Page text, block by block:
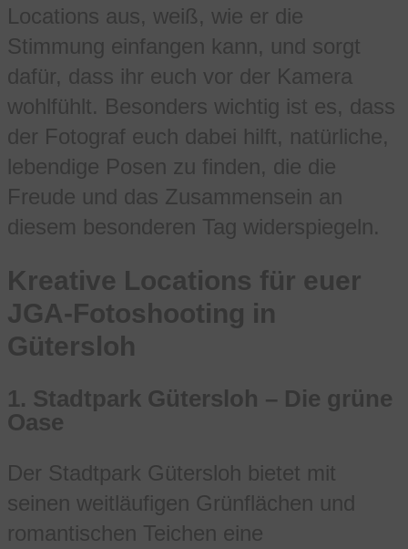
Locations aus, weiß, wie er die
Stimmung einfangen kann, und sorgt
dafür, dass ihr euch vor der Kamera
wohlfühlt. Besonders wichtig ist es, dass
der Fotograf euch dabei hilft, natürliche,
lebendige Posen zu finden, die die
Freude und das Zusammensein an
diesem besonderen Tag widerspiegeln.
Kreative Locations für euer
JGA-Fotoshooting in
Gütersloh
1. Stadtpark Gütersloh – Die grüne
Oase
Der Stadtpark Gütersloh bietet mit
seinen weitläufigen Grünflächen und
romantischen Teichen eine